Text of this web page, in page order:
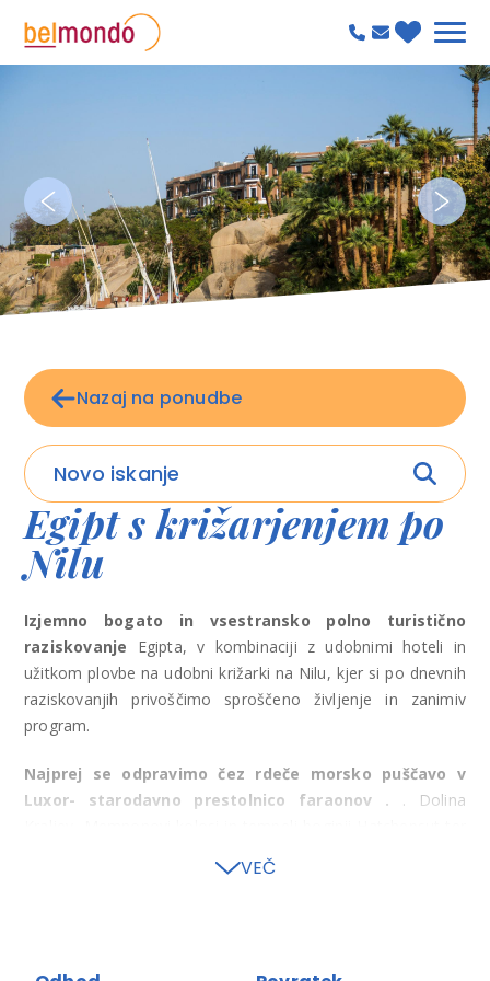
Egipt s križarjenjem po
Nilu
Nazaj na ponudbe
Novo iskanje
Izjemno bogato in vsestransko polno turistično
raziskovanje Egipta, v kombinaciji z udobnimi hoteli in
užitkom plovbe na udobni križarki na Nilu, kjer si po dnevnih
raziskovanjih privoščimo sproščeno življenje in zanimiv
program.
Najprej se odpravimo čez rdeče morsko puščavo v
Luxor- starodavno prestolnico faraonov . . Dolina
največji kompleks templjev Karnak. Ojoj! Vse skupaj
zaokrožimo z bivanjem na križarki, ki ima svoj čar. Nato pa
VEČ